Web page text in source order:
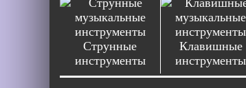
Струнные
инструменты
Клавишные
инструменты